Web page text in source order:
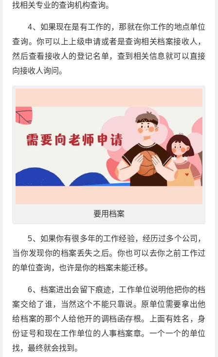
找相关专业的查询机构查询。
4、如果现在是有工作的，那就在你工作的地点单位
查询。你可以上上级申请或者是查询相关档案接收人，
然后查看接收人的登记名单，查到相关信息就可以直接
向接收人询问。
要用档案
5、如果你有很多年的工作经验，经历过多个公司，
当你发现你的档案丢失之后。你也可以去你之前工作过
的单位查询，也许是你的档案未能迁移。
6、档案进出会留下痕迹，工作单位说明他把你的档
案交给了谁，当然这个不能只靠说。原单位需要拿出他
给档案的那个人给他开的调档函存根。上面有姓名，身
份证号和现在工作单位的人事档案章。一个一个的单位
找，最终就会找到。